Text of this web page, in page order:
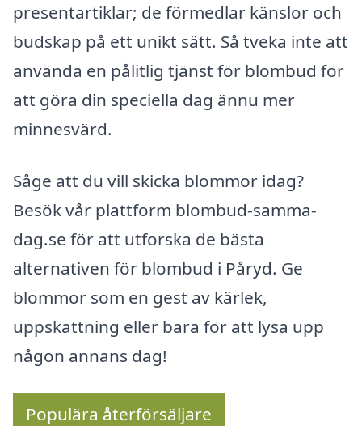
presentartiklar; de förmedlar känslor och
budskap på ett unikt sätt. Så tveka inte att
använda en pålitlig tjänst för blombud för
att göra din speciella dag ännu mer
minnesvärd.
Såge att du vill skicka blommor idag?
Besök vår plattform blombud-samma-
dag.se för att utforska de bästa
alternativen för blombud i Påryd. Ge
blommor som en gest av kärlek,
uppskattning eller bara för att lysa upp
någon annans dag!
Populära återförsäljare